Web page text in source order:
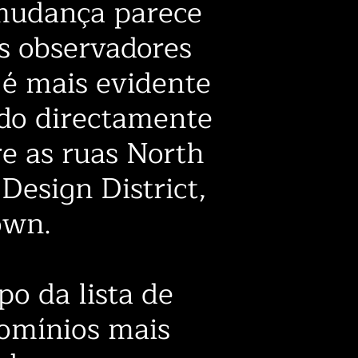
parece
mais evidente
directamente
as ruas North
District,
da lista de
mais